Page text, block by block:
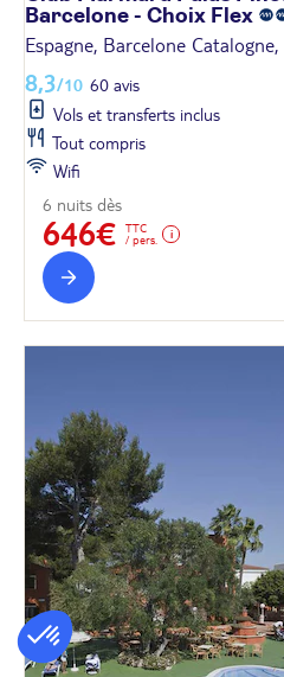
Barcelone - Choix Flex
Espagne, Barcelone
8,3/10 60 avis
Vols et transferts inclus
Tout compris
Wifi
6 nuits dès
646€
TTC
/ pers.